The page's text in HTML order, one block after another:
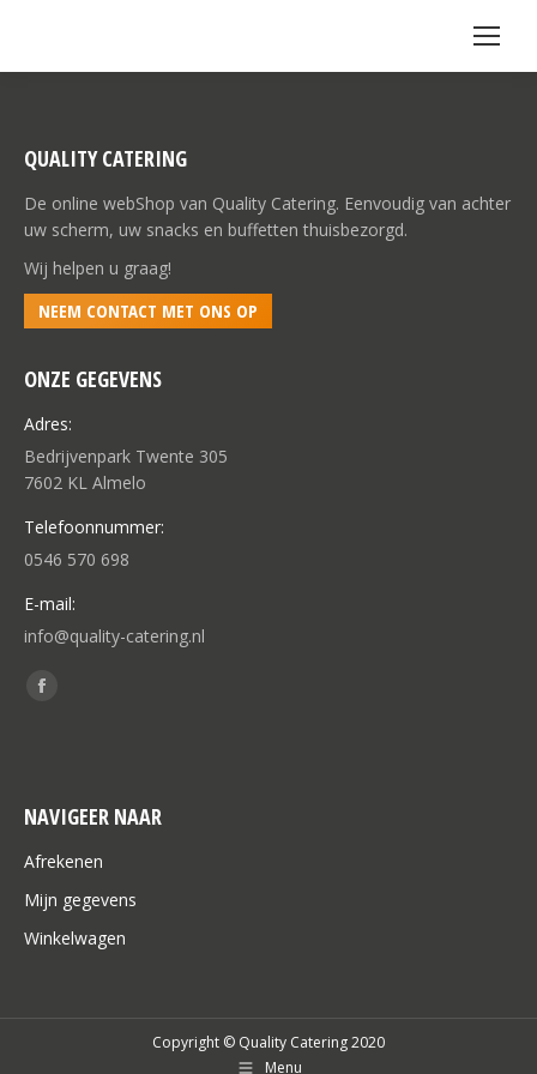
QUALITY CATERING
De online webShop van Quality Catering. Eenvoudig van achter
uw scherm, uw snacks en buffetten thuisbezorgd.
Wij helpen u graag!
NEEM CONTACT MET ONS OP
ONZE GEGEVENS
Adres:
Bedrijvenpark Twente 305
7602 KL Almelo
Telefoonnummer:
0546 570 698
E-mail:
info@quality-catering.nl
Vind ons op:
Facebook
new
window
NAVIGEER NAAR
Afrekenen
Mijn gegevens
Winkelwagen
Copyright © Quality Catering 2020
Menu